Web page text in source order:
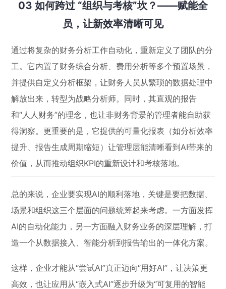
03 如何跨过 “组织与考核”坎？——赋能全
员，让新效率清晰可见
通过将复杂的财务分析工作自动化，重新定义了团队的分
工。它内置了财务综合分析、费用分析等多个预置场景，
并提供自定义分析框架，让财务人员从繁琐的数据处理中
解放出来，转型为战略分析师。同时，其直观的报告
和“人人财务”的理念，也让非财务背景的管理者能自助获
得洞察。更重要的是，它提供的可量化报表（如分析效率
提升、报告生成周期缩短）让管理层能清晰看到AI带来的
价值，从而推动组织KPI的重新设计和考核落地。
总的来说，企业要实现AI的顺利落地，关键是要把数据、
场景和组织这三个层面的问题统筹起来考虑。一方面发挥
AI的自动化能力，另一方面融入财务业务的深层理解，打
造一个从数据接入、智能分析到报告输出的一体化方案。
这样，企业才能从“尝试AI”真正迈向“用好AI”，让决策更
高效，也让应用从“嵌入式AI”逐步升级为“可复用的智能